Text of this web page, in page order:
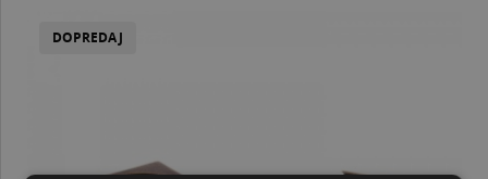
DOPREDAJ